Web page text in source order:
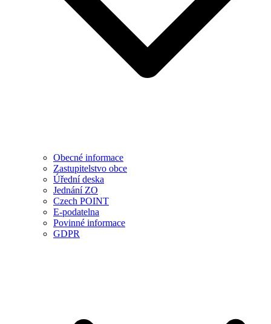
Obecné informace
Zastupitelstvo obce
Úřední deska
Jednání ZO
Czech POINT
E-podatelna
Povinné informace
GDPR